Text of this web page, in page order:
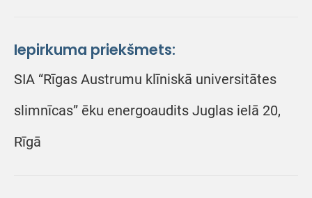
Iepirkuma priekšmets:
SIA “Rīgas Austrumu klīniskā universitātes
slimnīcas” ēku energoaudits Juglas ielā 20,
Rīgā